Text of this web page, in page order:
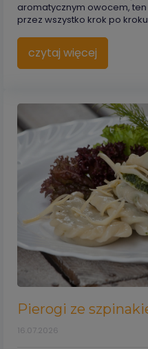
aromatycznym owocem,
przez wszystko krok po
czytaj więcej
Pierogi ze
16.07.2026